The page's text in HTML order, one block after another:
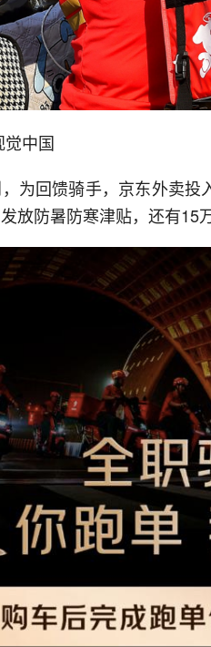
觉中国
为回馈骑手，京东外卖
放防暑防寒津贴，还有15